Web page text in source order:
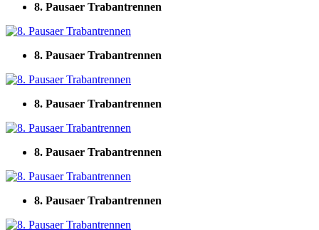
8. Pausaer Trabantrennen
8. Pausaer Trabantrennen
8. Pausaer Trabantrennen
8. Pausaer Trabantrennen
8. Pausaer Trabantrennen